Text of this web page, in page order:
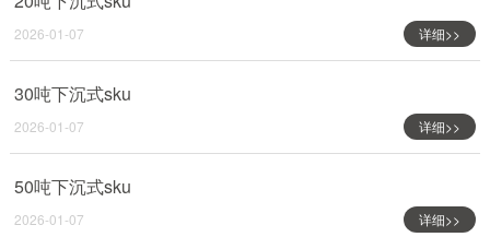
2026-01-07 详细>>
30吨下沉式sku
2026-01-07 详细>>
50吨下沉式sku
2026-01-07 详细>>